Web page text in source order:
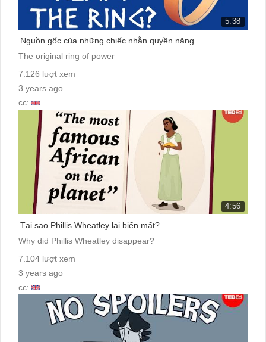
5:38
Nguồn gốc của những chiếc nhẫn quyền năng
The original ring of power
7.126 lượt xem
3 years ago
cc:
4:56
Tại sao Phillis Wheatley lại biến mất?
Why did Phillis Wheatley disappear?
7.104 lượt xem
3 years ago
cc: